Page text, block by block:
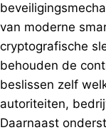
van moderne
cryptografische
behouden de
beslissen zelf
autoriteiten,
Daarnaast